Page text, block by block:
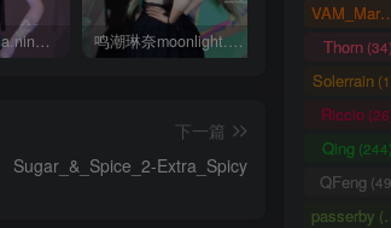
剑来-宁姚qiaqia.ningyao-re.1 鸣潮琳奈moonlight.琳奈.1
下一篇
Sugar_&_Spice_2-Extra_Spicy
Thorn(34)
Solerrain
Riccio
Qing (244)
QFeng
passerby (26)